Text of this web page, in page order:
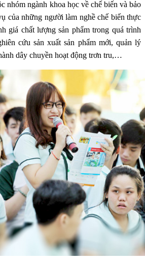
nhóm ngành khoa học về chế biến và bảo
của những người làm nghề chế biến thực
giá chất lượng sản phẩm trong quá trình
cứu sản xuất sản phẩm mới, quản lý
dây chuyền hoạt động trơn tru,…